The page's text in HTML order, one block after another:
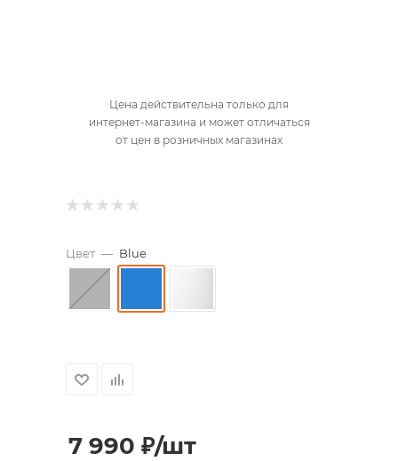
Цена действительна только для
интернет-магазина и может отличаться
от цен в розничных магазинах
Цвет — Blue
7 990 ₽/шт